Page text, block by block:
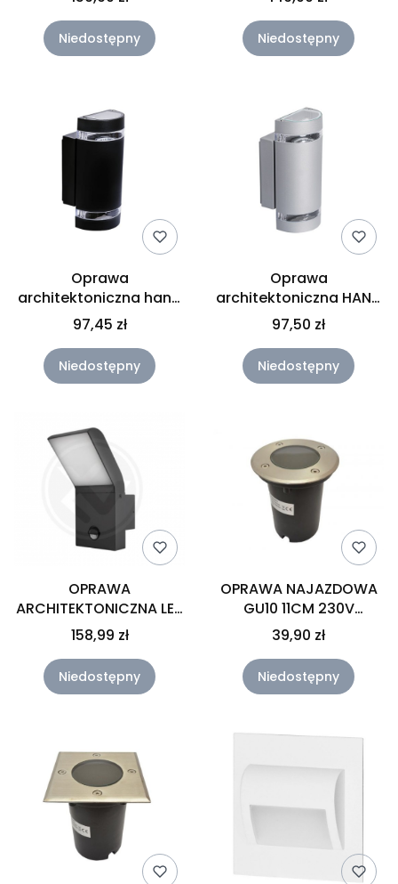
Niedostępny Niedostępny
Oprawa
architektoniczna hana
GU10 IP54 półokrągła
czarna
97,45 zł
Niedostępny
Oprawa
architektoniczna HANA
GU10 IP54 półokrągła
szara
97,50 zł
Niedostępny
OPRAWA
ARCHITEKTONICZNA LED
12W Z CZUJKĄ CZARNA
158,99 zł
Niedostępny
OPRAWA NAJAZDOWA
GU10 11CM 230V
OKRĄGŁA IP67
39,90 zł
Niedostępny